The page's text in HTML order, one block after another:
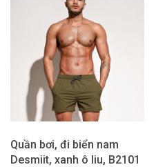
Quần bơi, đi biển nam
Desmiit, xanh ô liu, B2101